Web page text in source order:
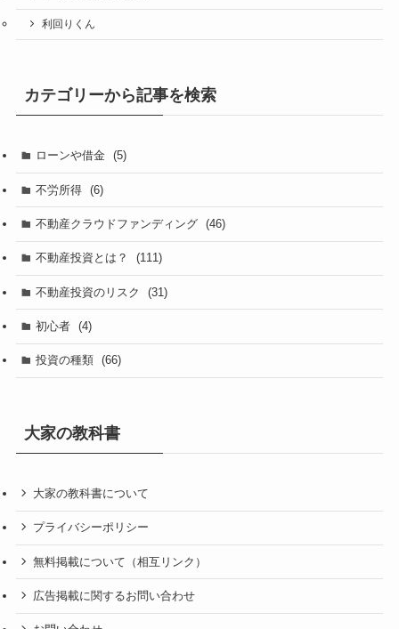
利回りくん
カテゴリーから記事を検索
ローンや借金 (5)
不労所得 (6)
不動産クラウドファンディング (46)
不動産投資とは？ (111)
不動産投資のリスク (31)
初心者 (4)
投資の種類 (66)
大家の教科書
大家の教科書について
プライバシーポリシー
無料掲載について（相互リンク）
広告掲載に関するお問い合わせ